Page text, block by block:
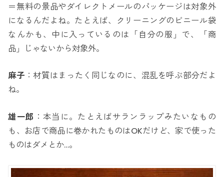
＝無料の景品やダイレクトメールのパッケージは対象外
になるんだよね。たとえば、クリーニングのビニール袋
なんかも、中に入っているのは「自分の服」で、「商
品」じゃないから対象外。
麻子 ：材質はまったく同じなのに、混乱を呼ぶ部分だよ
ね。
雄一郎 ：本当に。たとえばサランラップみたいなもの
も、お店で商品に巻かれたものはOKだけど、家で使った
ものはダメとか…。